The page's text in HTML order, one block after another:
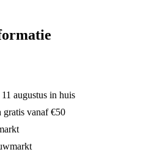
augustus in huis
gratis vanaf €50